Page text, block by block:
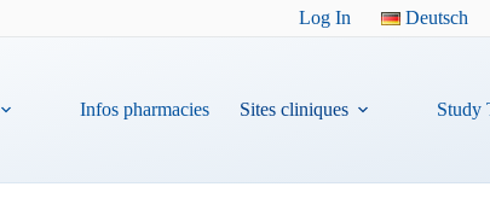
Log In Deutsch
Infos pharmacies Sites cliniques Study